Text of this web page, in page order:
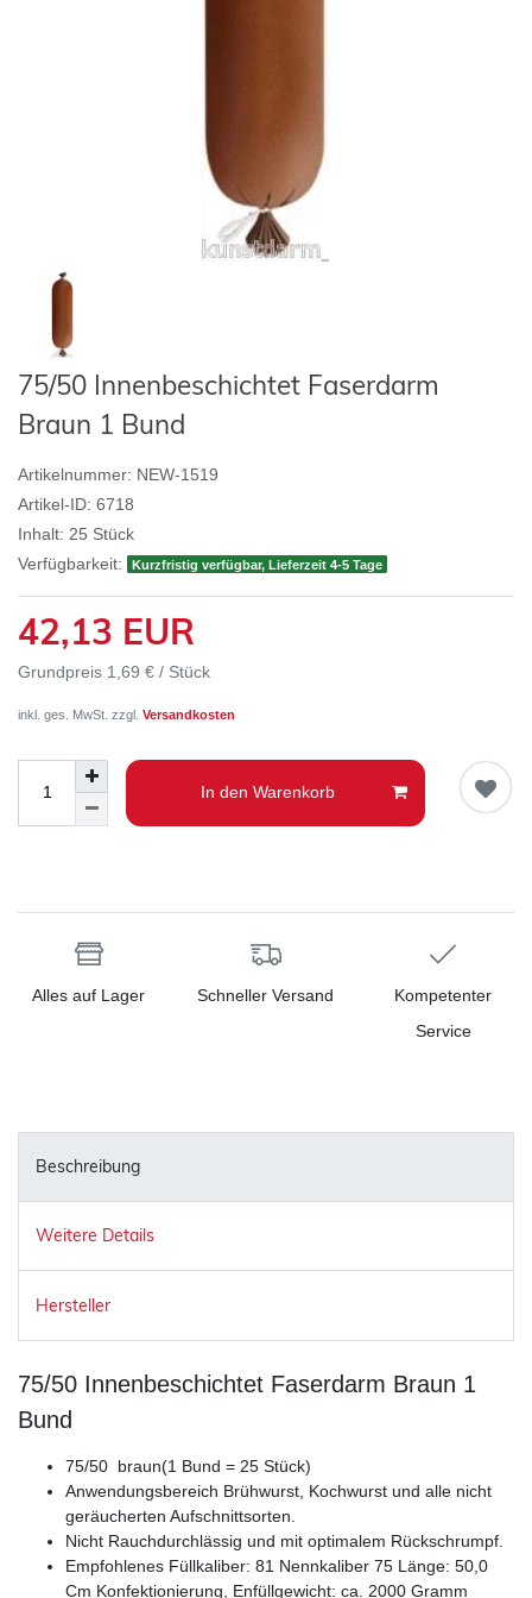
75/50 Innenbeschichtet Faserdarm
Braun 1 Bund
Artikelnummer: NEW-1519
Artikel-ID: 6718
Inhalt: 25 Stück
Verfügbarkeit:
Kurzfristig verfügbar, Lieferzeit 4-5 Tage
42,13 EUR
Grundpreis 1,69 € / Stück
inkl. ges. MwSt. zzgl. Versandkosten
In den Warenkorb
Alles auf Lager Schneller Versand
Kompetenter
Service
Beschreibung
Weitere Details
Hersteller
75/50 Innenbeschichtet Faserdarm Braun 1
Bund
75/50 braun(1 Bund = 25 Stück)
Anwendungsbereich Brühwurst, Kochwurst und alle nicht
geräucherten Aufschnittsorten.
Nicht Rauchdurchlässig und mit optimalem Rückschrumpf.
Empfohlenes Füllkaliber: 81 Nennkaliber 75 Länge: 50,0
Cm Konfektionierung, Enfüllgewicht: ca. 2000 Gramm